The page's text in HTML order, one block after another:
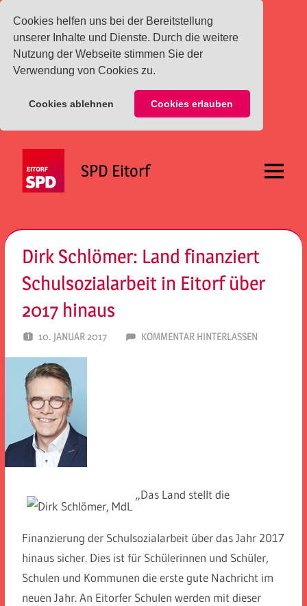
Cookies helfen uns bei der Bereitstellung
unserer Inhalte und Dienste. Durch die weitere
Nutzung der Webseite stimmen Sie der
Verwendung von Cookies zu.
Cookies ablehnen Cookies erlauben
springen
SPD Eitorf Menü
Dirk Schlömer: Land finanziert
Schulsozialarbeit in Eitorf über
2017 hinaus
10. JANUAR 2017 SPD EITORF
KOMMENTAR HINTERLASSEN
„Das Land stellt die
Finanzierung der Schulsozialarbeit über das Jahr 2017
hinaus sicher. Dies ist für Schülerinnen und Schüler,
Schulen und Kommunen die erste gute Nachricht im
neuen Jahr. An Eitorfer Schulen werden mit dieser